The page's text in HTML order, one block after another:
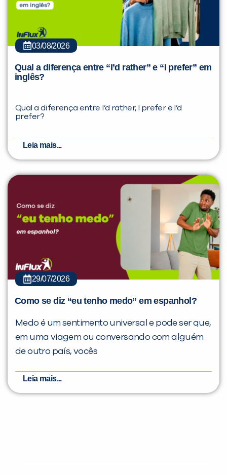
03/08/2026
Qual a diferença entre “I’d rather” e “I prefer” em
inglês?
Qual a diferença entre I’d rather, I prefer e I’d
prefer?
Leia mais...
29/07/2026
Como se diz “eu tenho medo” em espanhol?
Medo é um sentimento universal e pode ser que,
em uma viagem ou conversando com alguém
de outro país, vocês
Leia mais...